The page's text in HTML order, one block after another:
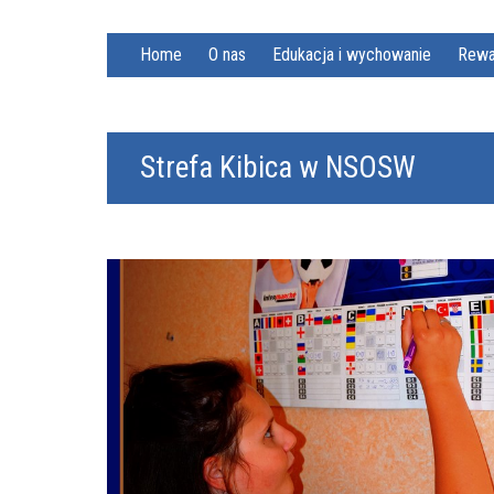
Home O nas Edukacja i wychowanie
Strefa Kibica w NSOSW